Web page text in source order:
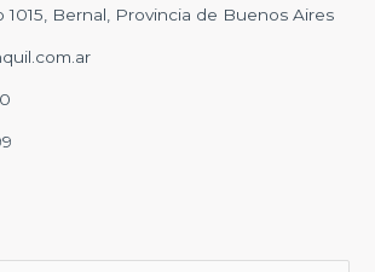
1015, Bernal, Provincia de Buenos Aires